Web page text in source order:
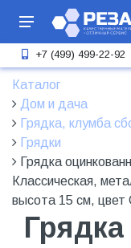
+7 (499) 499-22-92
Каталог
Дом и дача
Грядка, клумба
Грядки
Грядка
Классическая,
высота 15 см, цвет
Грядка